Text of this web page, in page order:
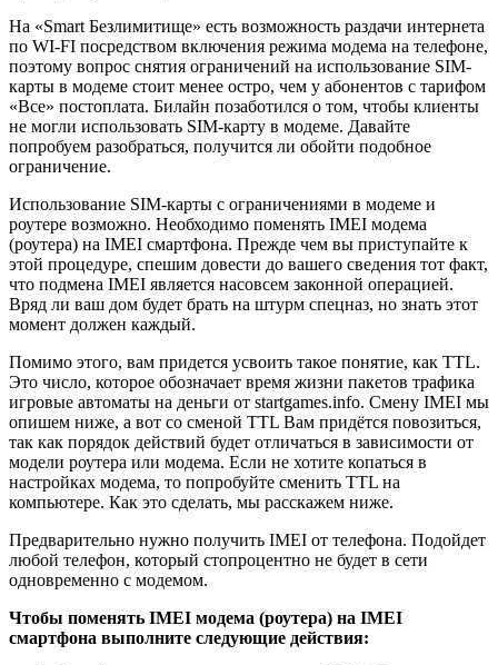
На «Smart Безлимитище» есть возможность раздачи интернета
по WI-FI посредством включения режима модема на телефоне,
поэтому вопрос снятия ограничений на использование SIM-
карты в модеме стоит менее остро, чем у абонентов с тарифом
«Все» постоплата. Билайн позаботился о том, чтобы клиенты
не могли использовать SIM-карту в модеме. Давайте
попробуем разобраться, получится ли обойти подобное
ограничение.
Использование SIM-карты с ограничениями в модеме и
роутере возможно. Необходимо поменять IMEI модема
(роутера) на IMEI смартфона. Прежде чем вы приступайте к
этой процедуре, спешим довести до вашего сведения тот факт,
что подмена IMEI является насовсем законной операцией.
Вряд ли ваш дом будет брать на штурм спецназ, но знать этот
момент должен каждый.
Помимо этого, вам придется усвоить такое понятие, как TTL.
Это число, которое обозначает время жизни пакетов трафика
игровые автоматы на деньги от startgames.info. Смену IMEI мы
опишем ниже, а вот со сменой TTL Вам придётся повозиться,
так как порядок действий будет отличаться в зависимости от
модели роутера или модема. Если не хотите копаться в
настройках модема, то попробуйте сменить TTL на
компьютере. Как это сделать, мы расскажем ниже.
Предварительно нужно получить IMEI от телефона. Подойдет
любой телефон, который стопроцентно не будет в сети
одновременно с модемом.
Чтобы поменять IMEI модема (роутера) на IMEI
смартфона выполните следующие действия: